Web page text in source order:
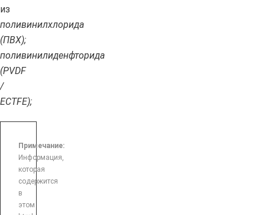
из
поливинилхлорида
(ПВХ);
поливинилиденфторида
(PVDF
/
ECTFE);
Примечание:
Информация,
которая
содержится
в
этом